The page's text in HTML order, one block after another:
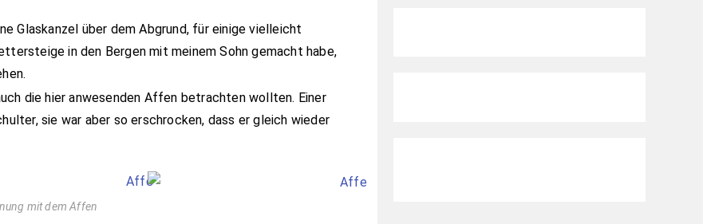
Glaskanzel über dem Abgrund, für einige vielleicht
in den Bergen mit meinem Sohn gemacht habe,
die hier anwesenden Affen betrachten wollten. Einer
sie war aber so erschrocken, dass er gleich wieder
mit dem Affen